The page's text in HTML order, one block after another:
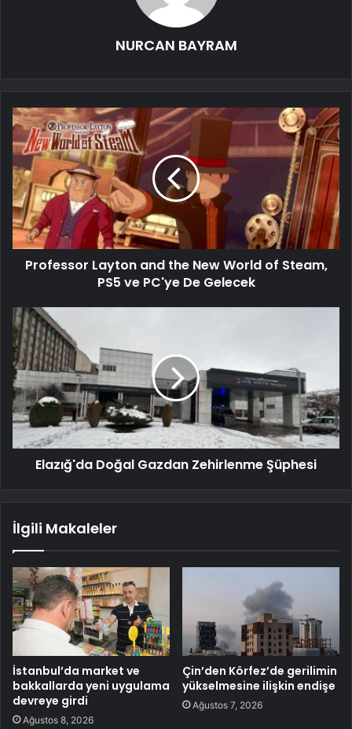
NURCAN BAYRAM
Professor Layton and the New World of Steam,
PS5 ve PC'ye De Gelecek
Elazığ'da Doğal Gazdan Zehirlenme Şüphesi
İlgili Makaleler
İstanbul’da market ve
bakkallarda yeni uygulama
devreye girdi
Ağustos 8, 2026
Çin’den Körfez’de gerilimin
yükselmesine ilişkin endişe
Ağustos 7, 2026